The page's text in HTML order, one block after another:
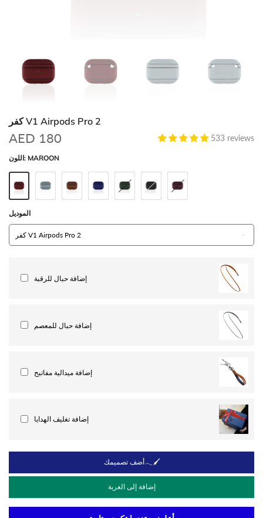
كفر V1 Airpods Pro 2
AED 180 533 reviews
اللون: MAROON
الموديل
إضافة حبال للرقبة
إضافة حبال للمعصم
إضافة ميدالية مفاتيح
إضافة تغليف الهدايا
أضف تصميمك𓂃🖌
إضافة إلى العربة